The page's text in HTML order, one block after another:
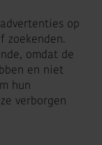
op
zoekenden.
omdat de
en niet
hun
verborgen